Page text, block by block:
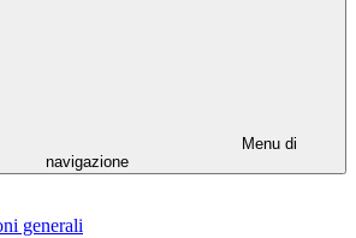
Menu di
navigazione
generali